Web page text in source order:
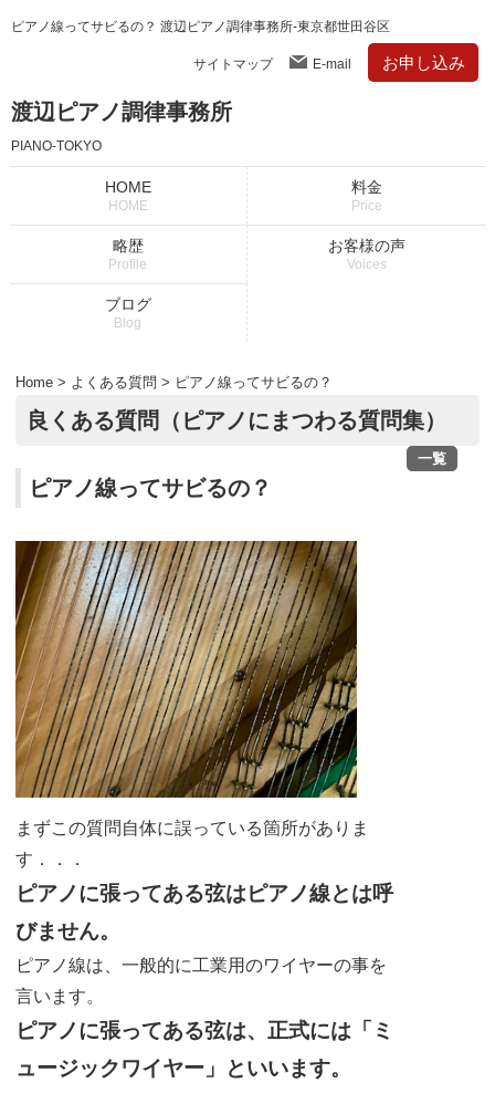
ピアノ線ってサビるの？ 渡辺ピアノ調律事務所-東京都世田谷区
サイトマップ E-mail お申し込み
渡辺ピアノ調律事務所
PIANO-TOKYO
HOME
HOME
料金
Price
略歴
Profile
お客様の声
Voices
ブログ
Blog
Home > よくある質問 > ピアノ線ってサビるの？
良くある質問（ピアノにまつわる質問集）
一覧
ピアノ線ってサビるの？
まずこの質問自体に誤っている箇所がありま
す．．．
ピアノに張ってある弦はピアノ線とは呼
びません。
ピアノ線は、一般的に工業用のワイヤーの事を
言います。
ピアノに張ってある弦は、正式には「ミ
ュージックワイヤー」といいます。